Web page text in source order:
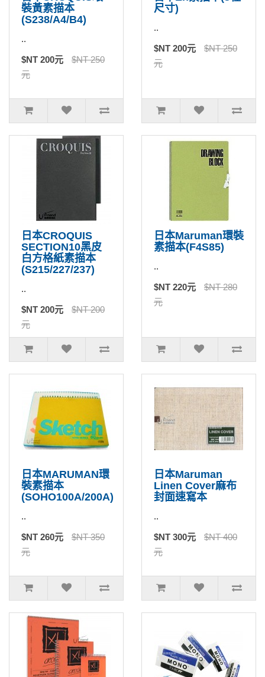
裝黃素描本
(S238/A4/B4)
..
$NT 200元
$NT 250
元
尺寸)
..
$NT 200元
$NT 250
元
日本CROQUIS
SECTION10黑皮
白方格紙素描本
(S215/227/237)
..
$NT 200元
$NT 200
元
日本Maruman環裝
素描本(F4S85)
..
$NT 220元
$NT 280
元
日本MARUMAN環
裝素描本
(SOHO100A/200A)
..
$NT 260元
$NT 350
元
日本Maruman
Linen Cover麻布
封面速寫本
..
$NT 300元
$NT 400
元